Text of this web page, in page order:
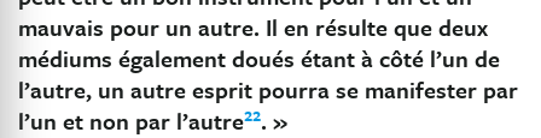
mauvais pour un autre. Il en résulte que deux
médiums également doués étant à côté l’un de
l’autre, un autre esprit pourra se manifester par
l’un et non par l’autre22. »